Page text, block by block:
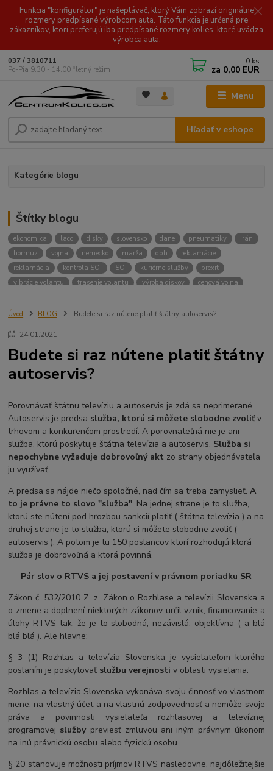
Funkcia "konfigurátor" je našeptávač, ktorý Vám zobrazí originálne
rozmery predpísané výrobcom auta. Táto funkcia je určená pre
zákazníkov, ktorí preferujú iba predpísané rozmery kolies, ktoré uvádza
výrobca auta.
Menu
Hľadať v eshope
037 / 3810711
Po-Pia 9.30 - 14.00 *letný režim
0 ks
za 0,00 EUR
Kategórie blogu
Štítky blogu
ekonomika laco disky slovensko dane pneumatiky
irán
hormuz
vojna nemecko marža dph
reklamácie
reklamácia
kontrola SOI SOI kuriérne služby
brexit
vibrácie volantu
trasenie volantu výroba diskov
cenová vojna
vyhláška 131/2018
zápis do TP podložky výfuky
podvozky
fikcia
DPH
LACO dopyt maloobchod banky
Úvod BLOG Budete si raz nútene platiť štátny autoservis?
24.01.2021
Budete si raz nútene platiť štátny
autoservis?
Porovnávať štátnu televíziu a autoservis je zdá sa neprimerané.
Autoservis je predsa služba, ktorú si môžete slobodne zvoliťv
trhovom a konkurenčom prostredí. A porovnateľná nie je ani
služba, ktorú poskytuje štátna televízia a autoservis. Služba si
nepochybne vyžaduje dobrovoľný akt zo strany objednávateľa
ju využívať.
A predsa sa nájde niečo spoločné, nad čím sa treba zamyslieť.A
to je právne to slovo "služba". Na jednej strane je to služba,
ktorú ste nútení pod hrozbou sankcií platiť ( štátna televízia ) a na
druhej strane je to služba, ktorú si môžete slobodne zvoliť (
autoservis ). A potom je tu 150 poslancov ktorí rozhodujú ktorá
služba je dobrovoľná a ktorá povinná.
Pár slov o RTVS a jej postavení v právnom poriadku SR
Zákon č. 532/2010 Z. z. Zákon o Rozhlase a televízii Slovenska a
o zmene a doplnení niektorých zákonov určil vznik, financovanie a
úlohy RTVS tak, že je to slobodná, nezávislá, objektívna ( a blá
blá blá ). Ale hlavne:
§ 3 (1) Rozhlas a televízia Slovenska je vysielateľom ktorého
poslaním je poskytovať službu verejnostiv oblasti vysielania.
Rozhlas a televízia Slovenska vykonáva svoju činnosť vo vlastnom
mene, na vlastný účet a na vlastnú zodpovednosť a nemôže svoje
práva a povinnosti vysielateľa rozhlasovej a televíznej
programovej službypreviesť zmluvou ani iným právnym úkonom
na inú právnickú osobu alebo fyzickú osobu.
§ 20 stanovuje možnosti príjmov RTVS nasledovne, najdôležitejšie